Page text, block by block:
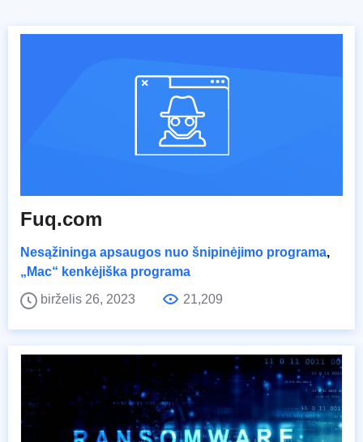
Fuq.com
Nesąžininga apsaugos nuo šnipinėjimo programa,
„Mac“ kenkėjiška programa
birželis 26, 2023
21,209